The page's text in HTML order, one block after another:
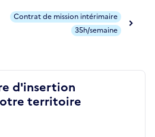
Contrat de mission intérimaire
35h/semaine
d'insertion
territoire